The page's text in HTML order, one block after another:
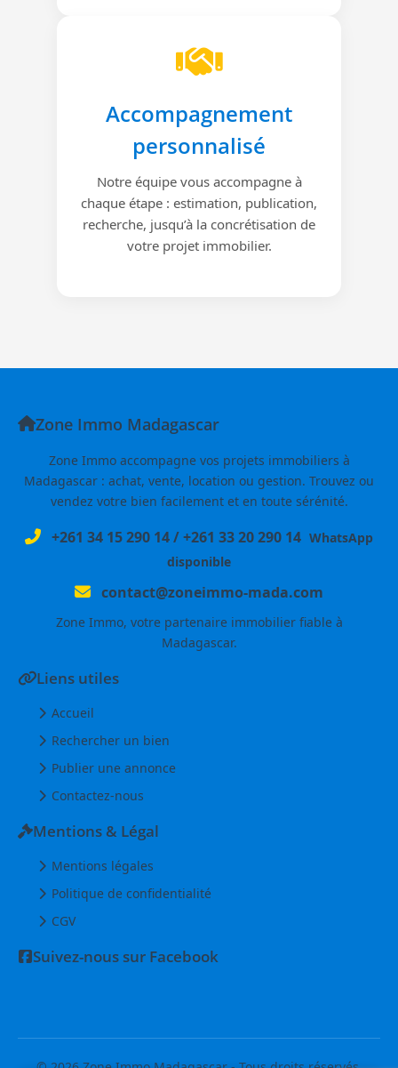
Accompagnement
personnalisé
Notre équipe vous accompagne à
chaque étape : estimation, publication,
recherche, jusqu’à la concrétisation de
votre projet immobilier.
Zone Immo Madagascar
Zone Immo accompagne vos projets immobiliers à
Madagascar : achat, vente, location ou gestion. Trouvez ou
vendez votre bien facilement et en toute sérénité.
+261 34 15 290 14/+261 33 20 290 14 WhatsApp
disponible
contact@zoneimmo-mada.com
Zone Immo, votre partenaire immobilier fiable à
Madagascar.
Liens utiles
Accueil
Rechercher un bien
Publier une annonce
Contactez-nous
Mentions & Légal
Mentions légales
Politique de confidentialité
CGV
Suivez-nous sur Facebook